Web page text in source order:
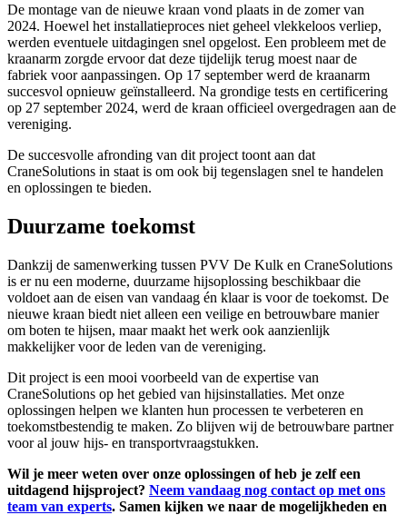
De montage van de nieuwe kraan vond plaats in de zomer van
2024. Hoewel het installatieproces niet geheel vlekkeloos verliep,
werden eventuele uitdagingen snel opgelost. Een probleem met de
kraanarm zorgde ervoor dat deze tijdelijk terug moest naar de
fabriek voor aanpassingen. Op 17 september werd de kraanarm
succesvol opnieuw geïnstalleerd. Na grondige tests en certificering
op 27 september 2024, werd de kraan officieel overgedragen aan de
vereniging.
De succesvolle afronding van dit project toont aan dat
CraneSolutions in staat is om ook bij tegenslagen snel te handelen
en oplossingen te bieden.
Duurzame toekomst
Dankzij de samenwerking tussen PVV De Kulk en CraneSolutions
is er nu een moderne, duurzame hijsoplossing beschikbaar die
voldoet aan de eisen van vandaag én klaar is voor de toekomst. De
nieuwe kraan biedt niet alleen een veilige en betrouwbare manier
om boten te hijsen, maar maakt het werk ook aanzienlijk
makkelijker voor de leden van de vereniging.
Dit project is een mooi voorbeeld van de expertise van
CraneSolutions op het gebied van hijsinstallaties. Met onze
oplossingen helpen we klanten hun processen te verbeteren en
toekomstbestendig te maken. Zo blijven wij de betrouwbare partner
voor al jouw hijs- en transportvraagstukken.
Wil je meer weten over onze oplossingen of heb je zelf een
uitdagend hijsproject? Neem vandaag nog contact op met ons
team van experts. Samen kijken we naar de mogelijkheden en